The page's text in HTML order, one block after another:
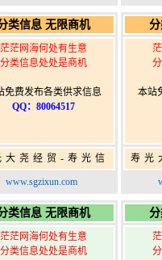
类信息 无限商机
茫茫网海何处有生意
分类信息处处是商机
免费发布各类供求信息
QQ：80064517
大尧经贸-寿光信
-免费信息发布网-
www.sgzixun.com
本站
寿光
息网
类信息 无限商机
茫茫网海何处有生意
分类信息处处是商机